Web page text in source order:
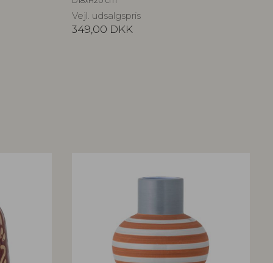
Vejl. udsalgspris
349,00 DKK